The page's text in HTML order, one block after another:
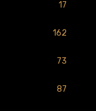
17
162
73
87